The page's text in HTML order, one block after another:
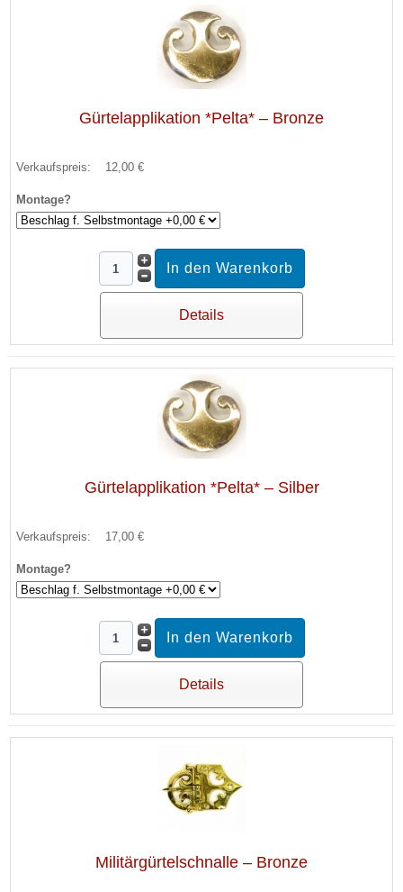
Gürtelapplikation *Pelta* – Bronze
Verkaufspreis: 12,00 €
Montage?
Details
Gürtelapplikation *Pelta* – Silber
Verkaufspreis: 17,00 €
Montage?
Details
Militärgürtelschnalle – Bronze